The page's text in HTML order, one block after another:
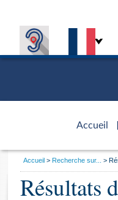
Accueil
d'accueil
Général
Vous
Accueil Recherche sur...
Résultats